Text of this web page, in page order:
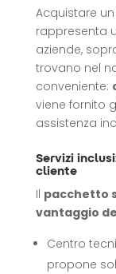
Acquistare
rappresenta
aziende,
trovano nel
conveniente:
viene fornito
assistenza
Servizi
cliente
Il pacchetto
vantaggio
Centro
propone